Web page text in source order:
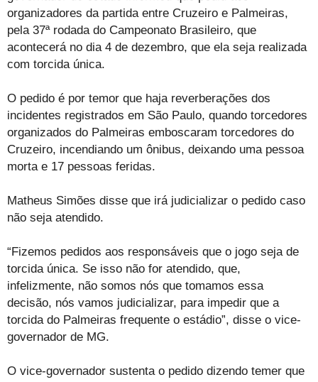
organizadores da partida entre Cruzeiro e Palmeiras,
pela 37ª rodada do Campeonato Brasileiro, que
acontecerá no dia 4 de dezembro, que ela seja realizada
com torcida única.
O pedido é por temor que haja reverberações dos
incidentes registrados em São Paulo, quando torcedores
organizados do Palmeiras emboscaram torcedores do
Cruzeiro, incendiando um ônibus, deixando uma pessoa
morta e 17 pessoas feridas.
Matheus Simões disse que irá judicializar o pedido caso
não seja atendido.
“Fizemos pedidos aos responsáveis que o jogo seja de
torcida única. Se isso não for atendido, que,
infelizmente, não somos nós que tomamos essa
decisão, nós vamos judicializar, para impedir que a
torcida do Palmeiras frequente o estádio”, disse o vice-
governador de MG.
O vice-governador sustenta o pedido dizendo temer que